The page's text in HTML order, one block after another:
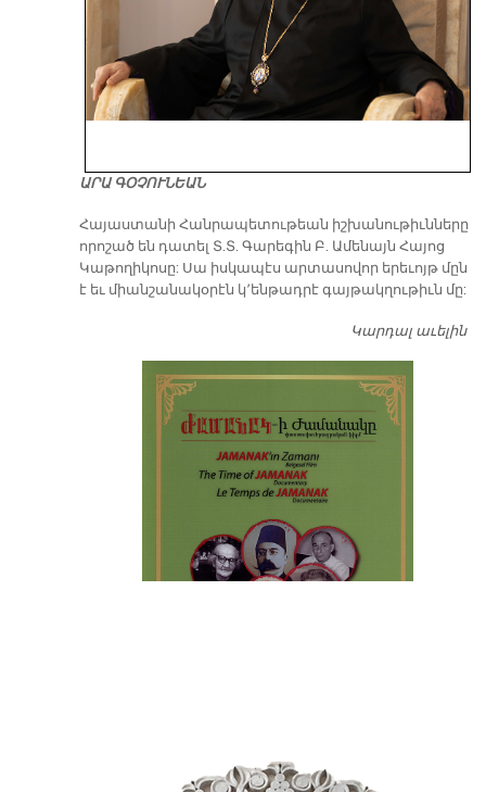
ԱՐԱ ԳՕՉՈՒՆԵԱՆ
​Հայաստանի Հանրապետութեան իշխանութիւնները
որոշած են դատել Տ.Տ. Գարեգին Բ. Ամենայն Հայոց
Կաթողիկոսը: Սա իսկապէս արտասովոր երեւոյթ մըն
է եւ միանշանակօրէն կ՚ենթադրէ գայթակղութիւն մը:
Կարդալ աւելին